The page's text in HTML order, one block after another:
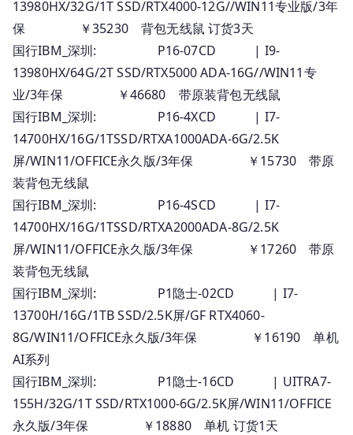
13980HX/32G/1T SSD/RTX4000-12G//WIN11专业版/3年
保 ￥35230 背包无线鼠 订货3天
国行IBM_深圳: P16-07CD | I9-
13980HX/64G/2T SSD/RTX5000 ADA-16G//WIN11专
业/3年保 ￥46680 带原装背包无线鼠
国行IBM_深圳: P16-4XCD | I7-
14700HX/16G/1TSSD/RTXA1000ADA-6G/2.5K
屏/WIN11/OFFICE永久版/3年保 ￥15730 带原
装背包无线鼠
国行IBM_深圳: P16-4SCD | I7-
14700HX/16G/1TSSD/RTXA2000ADA-8G/2.5K
屏/WIN11/OFFICE永久版/3年保 ￥17260 带原
装背包无线鼠
国行IBM_深圳: P1隐士-02CD | I7-
13700H/16G/1TB SSD/2.5K屏/GF RTX4060-
8G/WIN11/OFFICE永久版/3年保 ￥16190 单机
AI系列
国行IBM_深圳: P1隐士-16CD | UITRA7-
155H/32G/1T SSD/RTX1000-6G/2.5K屏/WIN11/OFFICE
永久版/3年保 ￥18880 单机 订货1天